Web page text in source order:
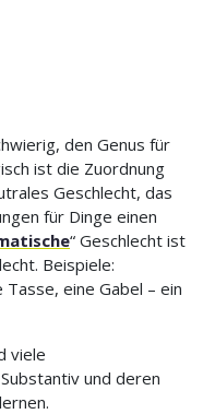
den Genus für
ist die Zuordnung
Geschlecht, das
für Dinge einen
“ Geschlecht ist
Beispiele:
eine Gabel – ein
viele
und deren